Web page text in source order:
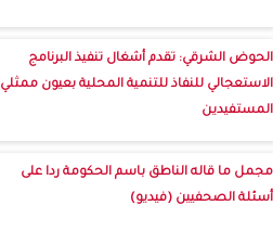
الحوض الشرقي: تقدم أشغال تنفيذ البرنامج
الاستعجالي للنفاذ للتنمية المحلية بعيون ممثلي
المستفيدين
مجمل ما قاله الناطق باسم الحكومة ردا على
أسئلة الصحفيين (فيديو)